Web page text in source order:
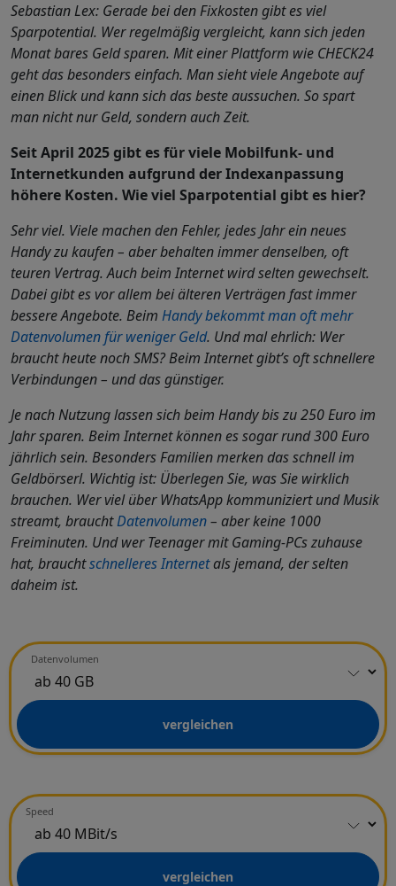
Sebastian Lex: Gerade bei den Fixkosten gibt es viel
Sparpotential. Wer regelmäßig vergleicht, kann sich jeden
Monat bares Geld sparen. Mit einer Plattform wie CHECK24
geht das besonders einfach. Man sieht viele Angebote auf
einen Blick und kann sich das beste aussuchen. So spart
man nicht nur Geld, sondern auch Zeit.
Seit April 2025 gibt es für viele Mobilfunk- und
Internetkunden aufgrund der Indexanpassung
höhere Kosten. Wie viel Sparpotential gibt es hier?
Sehr viel. Viele machen den Fehler, jedes Jahr ein neues
Handy zu kaufen – aber behalten immer denselben, oft
teuren Vertrag. Auch beim Internet wird selten gewechselt.
Dabei gibt es vor allem bei älteren Verträgen fast immer
bessere Angebote. Beim Handy bekommt man oft mehr
Datenvolumen für weniger Geld. Und mal ehrlich: Wer
braucht heute noch SMS? Beim Internet gibt’s oft schnellere
Verbindungen – und das günstiger.
Je nach Nutzung lassen sich beim Handy bis zu 250 Euro im
Jahr sparen. Beim Internet können es sogar rund 300 Euro
jährlich sein. Besonders Familien merken das schnell im
Geldbörserl. Wichtig ist: Überlegen Sie, was Sie wirklich
brauchen. Wer viel über WhatsApp kommuniziert und Musik
streamt, brauchtDatenvolumen– aber keine 1000
Freiminuten. Und wer Teenager mit Gaming-PCs zuhause
hat, brauchtschnelleres Internetals jemand, der selten
daheim ist.
Datenvolumen
vergleichen
Speed
vergleichen